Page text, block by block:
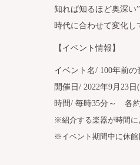
知れば知るほど奥深い
時代に合わせて変化し
【イベント情報】
イベント名/ 100年前
開催日/ 2022年9月23
時間/ 毎時35分～ 各
※紹介する楽器が時間に
※イベント期間中に休館